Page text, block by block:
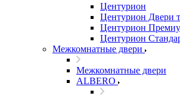
Центурион
Центурион Двери
Центурион
Центурион
Межкомнатные двери
Межкомнатные двери
ALBERO